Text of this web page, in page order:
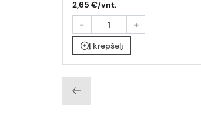
2,65 €/vnt.
- +
Į krepšelį